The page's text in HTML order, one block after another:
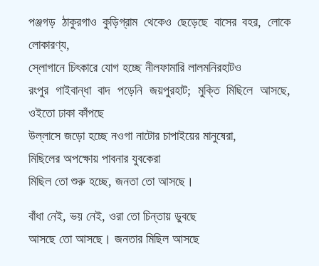
পঞ্জগড় ঠাকুরগাও কুড়িগ্রাম থেকেও ছেড়েছে বাসের বহর, লোকে
লোকারণ্য,
স্লোগানে চিৎকারে যোগ হচ্ছে নীলফামারি লালমনিরহাটও
রংপুর গাইবান্ধা বাদ পড়েনি জয়পুরহাট; মুক্তি মিছিলে আসছে,
ওইতো ঢাকা কাঁপছে
উল্লাসে জড়ো হচ্ছে নওগা নাটোর চাপাইয়ের মানুষেরা,
মিছিলের অপক্ষোয় পাবনার যুবকেরা
মিছিল তো শুরু হচ্ছে, জনতা তো আসছে।
বাঁধা নেই, ভয় নেই, ওরা তো চিন্তায় ডুবছে
আসছে তো আসছে। জনতার মিছিল আসছে